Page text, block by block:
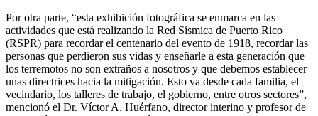
Por otra parte, “esta exhibición fotográfica se enmarca en las
actividades que está realizando la Red Sísmica de Puerto Rico
(RSPR) para recordar el centenario del evento de 1918, recordar las
personas que perdieron sus vidas y enseñarle a esta generación que
los terremotos no son extraños a nosotros y que debemos establecer
unas directrices hacia la mitigación. Esto va desde cada familia, el
vecindario, los talleres de trabajo, el gobierno, entre otros sectores”,
mencionó el Dr. Víctor A. Huérfano, director interino y profesor de